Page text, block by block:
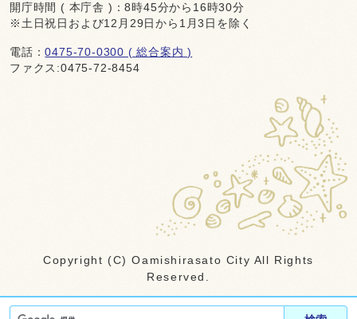
開庁時間 ( 本庁舎 )：8時45分から16時30分
※土日祝日および12月29日から1月3日を除く
電話：0475-70-0300 ( 総合案内 )
ファクス:0475-72-8454
Copyright (C) Oamishirasato City All Rights
Reserved.